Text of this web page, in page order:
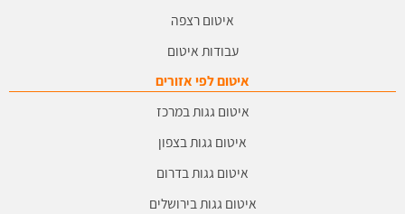
איטום רצפה
עבודות איטום
איטום לפי אזורים
איטום גגות במרכז
איטום גגות בצפון
איטום גגות בדרום
איטום גגות בירושלים